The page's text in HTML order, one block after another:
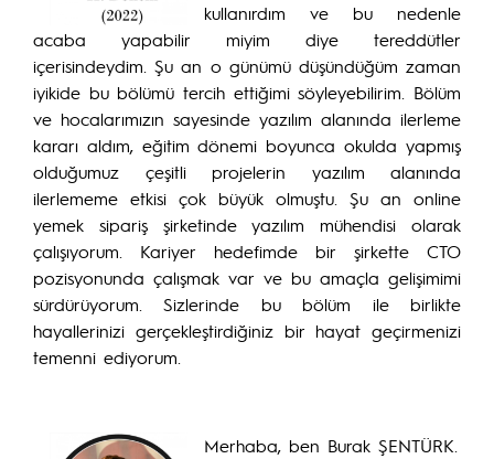
kullanırdım ve bu nedenle
acaba yapabilir miyim diye tereddütler
içerisindeydim. Şu an o günümü düşündüğüm zaman
iyikide bu bölümü tercih ettiğimi söyleyebilirim. Bölüm
ve hocalarımızın sayesinde yazılım alanında ilerleme
kararı aldım, eğitim dönemi boyunca okulda yapmış
olduğumuz çeşitli projelerin yazılım alanında
ilerlememe etkisi çok büyük olmuştu. Şu an online
yemek sipariş şirketinde yazılım mühendisi olarak
çalışıyorum. Kariyer hedefimde bir şirkette CTO
pozisyonunda çalışmak var ve bu amaçla gelişimimi
sürdürüyorum. Sizlerinde bu bölüm ile birlikte
hayallerinizi gerçekleştirdiğiniz bir hayat geçirmenizi
temenni ediyorum.
Merhaba, ben Burak ŞENTÜRK.